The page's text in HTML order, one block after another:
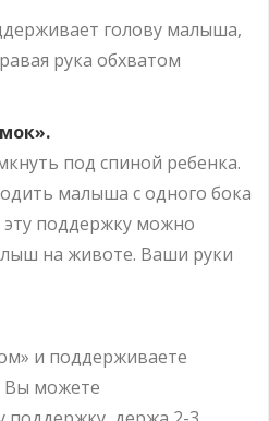
голову малыша,
рука обхватом
под спиной ребенка.
малыша с одного бока
поддержку можно
на животе. Ваши руки
и поддерживаете
можете